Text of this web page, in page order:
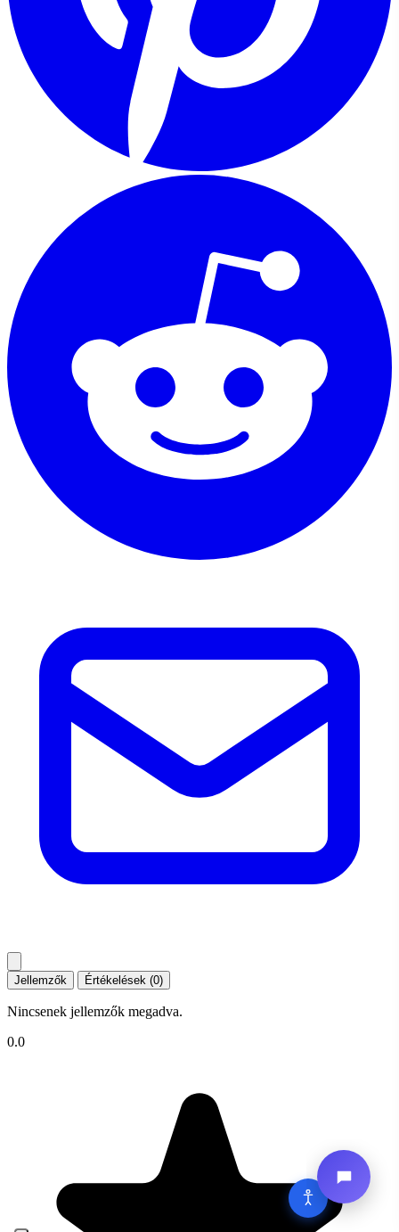
Jellemzők Értékelések (0)
Nincsenek jellemzők megadva.
0.0